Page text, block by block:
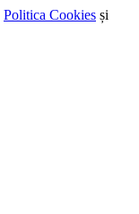
Politica Cookies și